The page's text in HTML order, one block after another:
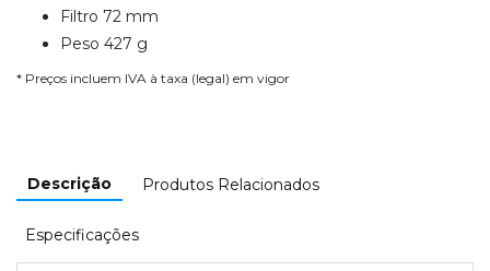
Filtro 72 mm
Peso 427 g
* Preços incluem IVA à taxa (legal) em vigor
Descrição Produtos Relacionados
Especificações